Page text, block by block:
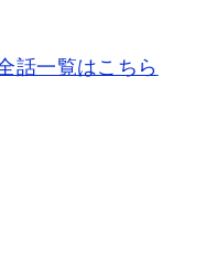
話一覧はこちら